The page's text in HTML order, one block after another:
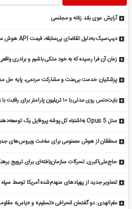
آرایش موی بلند زنانه و مجلسی
دیپ‌سیک به‌دلیل تقاضای بی‌سابقه، قیمت API هوش مصنوعی خود را افزایش می‌دهد
زمان آن فرا رسیده که به خود متکی باشیم و برادری
پزشکیان: خدمت بی‌منت و مشارکت مردمی، پایه حل
بایت‌دنس روی مدلی با ۱۰ تریلیون پارامتر برای رقابت با Mythos آنتروپیک کار می‌کند
مدل Opus 5 به‌اشتباه کل پوشه پروفایل یک توسعه‌دهنده را هنگام پشتیبان‌گیری حذف کرد
محققان از هوش مصنوعی برای ساخت ویروس‌های جدید
حاج‌علی‌اکبری: تحرکات سازمان‌یافته‌ای برای ترویج
تصاویر جدید از پهپادهای منهدم‌شده آمریکا توسط سپاه
علم‌الهدی: دو گفتمان انحرافی «تسلیم» و «یاس»